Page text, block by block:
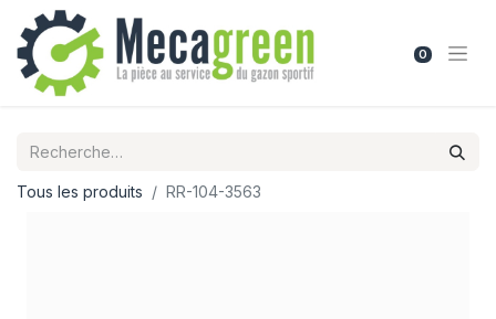
0
Tous les produits RR-104-3563